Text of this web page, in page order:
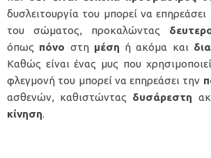
δυσλειτουργία του μπορεί να επηρεάσει
του σώματος, προκαλώντας
όπως πόνο στη μέση ή ακόμα και
Καθώς είναι ένας μυς που
φλεγμονή του μπορεί να επηρεάσει την
ασθενών, καθιστώντας δυσάρεστη
κίνηση.